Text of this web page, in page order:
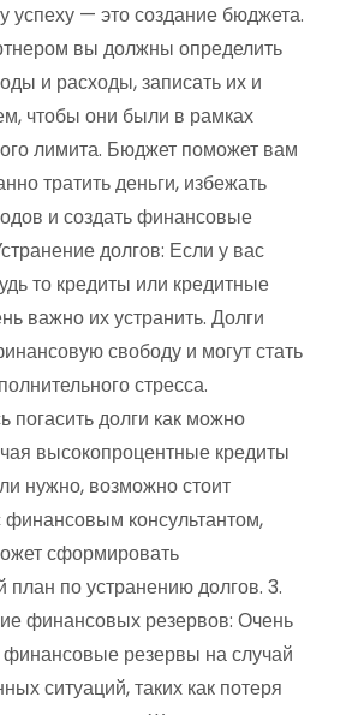
успеху — это создание бюджета.
вы должны определить
и расходы, записать их и
чтобы они были в рамках
лимита. Бюджет поможет вам
тратить деньги, избежать
и создать финансовые
долгов: Если у вас
то кредиты или кредитные
важно их устранить. Долги
свободу и могут стать
стресса.
погасить долги как можно
высокопроцентные кредиты
нужно, возможно стоит
финансовым консультантом,
сформировать
по устранению долгов. 3.
финансовых резервов: Очень
резервы на случай
ситуаций, таких как потеря